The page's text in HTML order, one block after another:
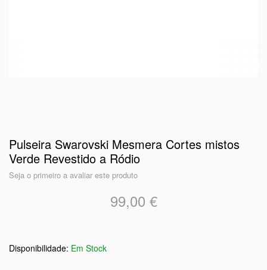
Pulseira Swarovski Mesmera Cortes mistos
Verde Revestido a Ródio
Seja o primeiro a avaliar este produto
99,00 €
Em Stock